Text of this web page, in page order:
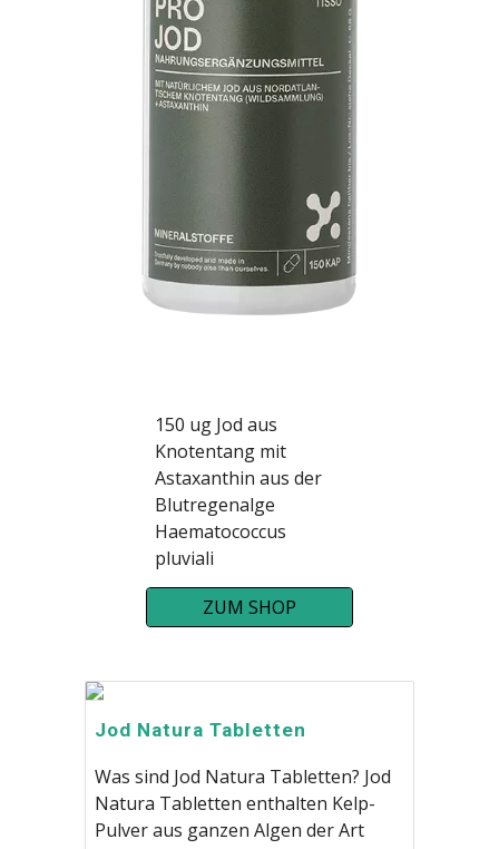
150 ug Jod aus
Knotentang mit
Astaxanthin aus der
Blutregenalge
Haematococcus
pluviali
ZUM SHOP
Jod Natura Tabletten
Was sind Jod Natura Tabletten? Jod
Natura Tabletten enthalten Kelp-
Pulver aus ganzen Algen der Art